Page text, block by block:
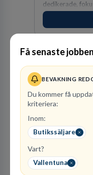
Få senaste
BEVAKNING
Du kommer få
kriteriera:
Inom:
Butikssäljare
Vart?
Vallentuna
dedikerade,
vinnarinstinkt
för idrottens
305lediga jobb
Hos oss på